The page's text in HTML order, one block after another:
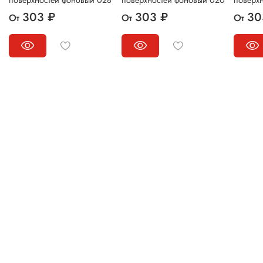
От 303 ₽ От 303 ₽ От